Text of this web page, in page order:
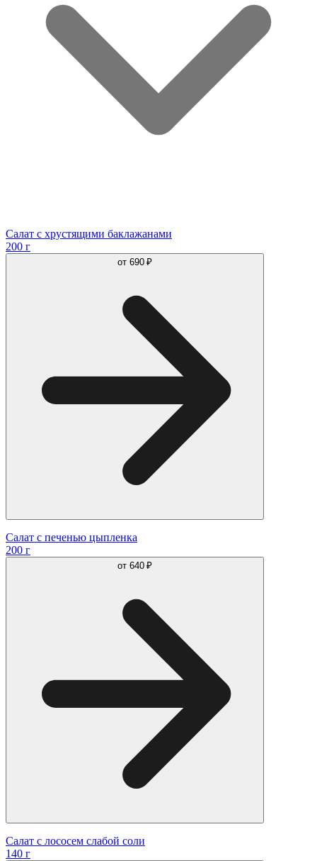
Салат с хрустящими баклажанами
200 г
от 690 ₽
Салат с печенью цыпленка
200 г
от 640 ₽
Салат с лососем слабой соли
140 г